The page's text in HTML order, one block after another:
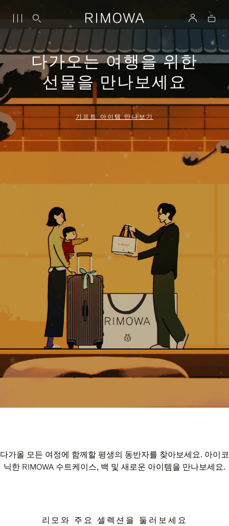
다가오는 여행을 위한
선물을 만나보세요
기프트 아이템 만나보기
다가올 모든 여정에 함께할 평생의 동반자를 찾아보세요. 아이코
닉한 RIMOWA 수트케이스, 백 및 새로운 아이템을 만나보세요.
리모와 주요 셀렉션을 둘러보세요